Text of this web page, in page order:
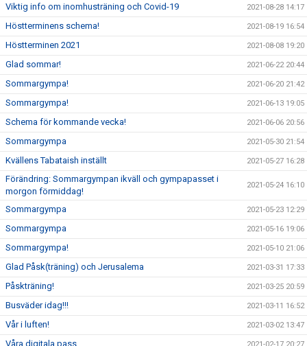
Viktig info om inomhusträning och Covid-19 2021-08-28 14:17
Höstterminens schema! 2021-08-19 16:54
Höstterminen 2021 2021-08-08 19:20
Glad sommar! 2021-06-22 20:44
Sommargympa! 2021-06-20 21:42
Sommargympa! 2021-06-13 19:05
Schema för kommande vecka! 2021-06-06 20:56
Sommargympa 2021-05-30 21:54
Kvällens Tabataish inställt 2021-05-27 16:28
Förändring: Sommargympan ikväll och gympapasset i
morgon förmiddag!
2021-05-24 16:10
Sommargympa 2021-05-23 12:29
Sommargympa 2021-05-16 19:06
Sommargympa! 2021-05-10 21:06
Glad Påsk(träning) och Jerusalema 2021-03-31 17:33
Påskträning! 2021-03-25 20:59
Busväder idag!!! 2021-03-11 16:52
Vår i luften! 2021-03-02 13:47
Våra digitala pass 2021-02-17 20:27